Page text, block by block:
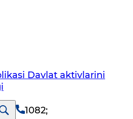
Davlat aktivlarini
1082;